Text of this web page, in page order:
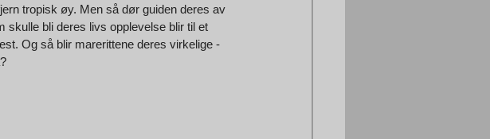
tropisk øy. Men så dør guiden deres av
skulle bli deres livs opplevelse blir til et
Og så blir marerittene deres virkelige -